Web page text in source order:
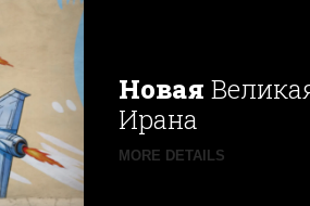
Новая
Ирана
MORE DETAILS